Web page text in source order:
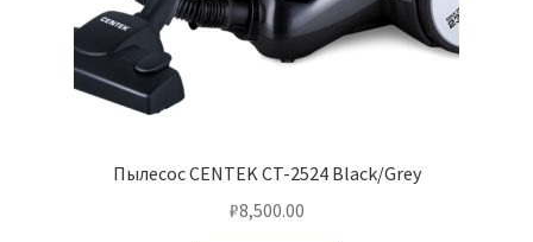
Пылесос CENTEK CT-2524 Black/Grey
₽8,500.00